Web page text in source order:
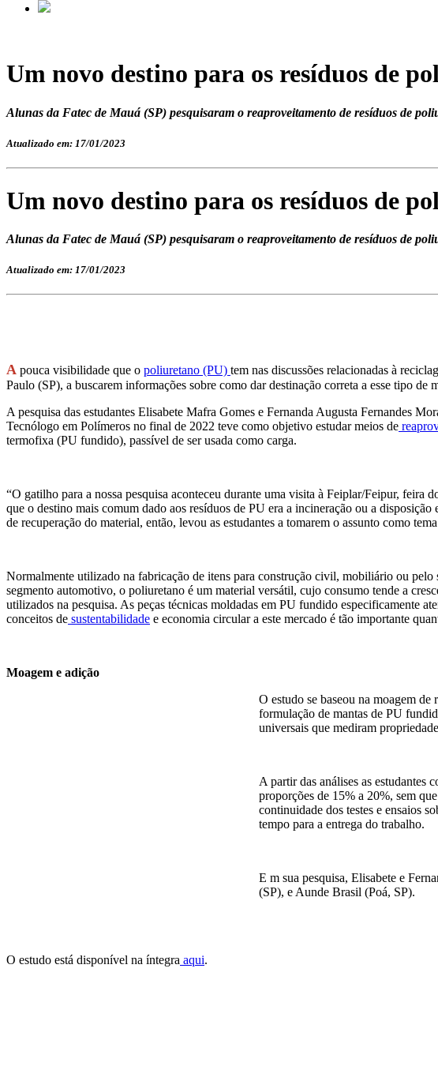
Um novo destino para os resíduos de
Alunas da Fatec de Mauá (SP) pesquisaram o reaproveitamento de resíduos de
Atualizado em: 17/01/2023
Um novo destino para os resíduos de
Alunas da Fatec de Mauá (SP) pesquisaram o reaproveitamento de resíduos de
Atualizado em: 17/01/2023
A pouca visibilidade que o poliuretano (PU) tem nas discussões relacionadas à
Paulo (SP), a buscarem informações sobre como dar destinação correta a esse tipo de
A pesquisa das estudantes Elisabete Mafra Gomes e Fernanda Augusta Fernandes
Tecnólogo em Polímeros no final de 2022 teve como objetivo estudar meios de
termofixa (PU fundido), passível de ser usada como carga.
“O gatilho para a nossa pesquisa aconteceu durante uma visita à Feiplar/Feipur, feira
que o destino mais comum dado aos resíduos de PU era a incineração ou a
de recuperação do material, então, levou as estudantes a tomarem o assunto como
Normalmente utilizado na fabricação de itens para construção civil, mobiliário ou pelo
segmento automotivo, o poliuretano é um material versátil, cujo consumo tende a
utilizados na pesquisa. As peças técnicas moldadas em PU fundido especificamente
conceitos de sustentabilidade e economia circular a este mercado é tão importante
Moagem e adição
O estudo se baseou na moagem
formulação de mantas de PU
universais que mediram
A partir das análises as
proporções de 15% a 20%, sem
continuidade dos testes e ensaios
tempo para a entrega do trabalho.
E m sua pesquisa, Elisabete e
(SP), e Aunde Brasil (Poá, SP).
O estudo está disponível na íntegra aqui.